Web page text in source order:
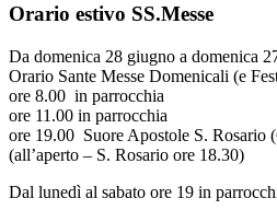
Orario estivo SS.Messe
Da domenica 28 giugno a domenica
Orario Sante Messe Domenicali (e
ore 8.00 in parrocchia
ore 11.00 in parrocchia
ore 19.00 Suore Apostole S. Rosario
(all’aperto – S. Rosario ore 18.30)
Dal lunedì al sabato ore 19 in